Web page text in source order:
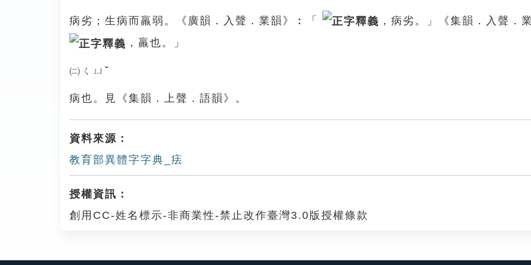
病劣；生病而羸弱。《廣韻．入聲．業韻》︰「
，病劣。」《集韻．入聲．
，羸也。」
㈡ㄑㄩˇ
病也。見《集韻．上聲．語韻》。
資料來源：
教育部異體字字典_㾀
授權資訊：
創用CC-姓名標示-非商業性-禁止改作臺灣3.0版授權條款